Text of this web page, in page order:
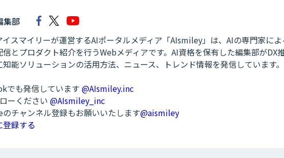
集部
スマイリーが運営するAIポータルメディア「AIsmiley」は、AIの専門家によ
信とプロダクト紹介を行うWebメディアです。AI資格を保有した編集部がDX
能ソリューションの活用方法、ニュース、トレンド情報を発信しています。
でも発信しています @AIsmiley.inc
ーください @AIsmiley_inc
のチャンネル登録もお願いいたします@aismiley
登録する